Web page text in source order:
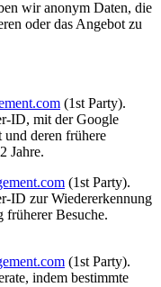
wir anonym Daten, die
oder das Angebot zu
(1st Party).
ID, mit der Google
deren frühere
Jahre.
(1st Party).
ID zur Wiedererkennung
Besuche.
(1st Party).
indem bestimmte